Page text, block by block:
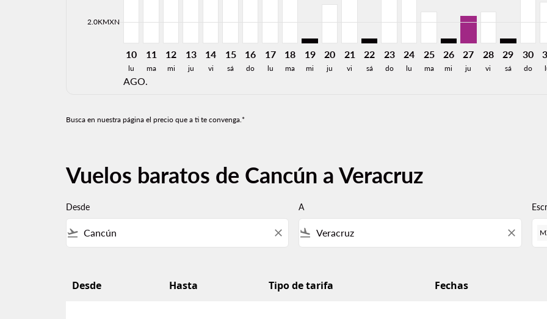
2.0KMXN
10
lu
AGO.
11
ma
12
mi
13
ju
14
vi
15
sá
16
do
17
lu
18
ma
19
mi
20
ju
21
vi
22
sá
23
do
24
lu
25
ma
26
mi
27
ju
28
vi
29
sá
30
do
Busca en nuestra página el precio que a ti te convenga.*
Vuelos baratos de Cancún a Veracruz
Desde
flight_takeoff close
A
flight_land close
Desde Hasta Tipo de tarifa Fechas